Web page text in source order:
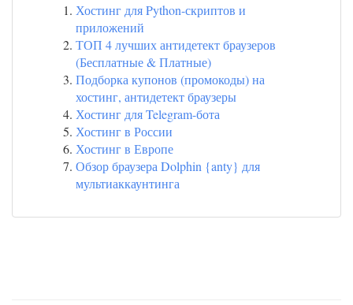
Хостинг для Python-скриптов и
приложений
ТОП 4 лучших антидетект браузеров
(Бесплатные & Платные)
Подборка купонов (промокоды) на
хостинг, антидетект браузеры
Хостинг для Telegram-бота
Хостинг в России
Хостинг в Европе
Обзор браузера Dolphin {anty} для
мультиаккаунтинга